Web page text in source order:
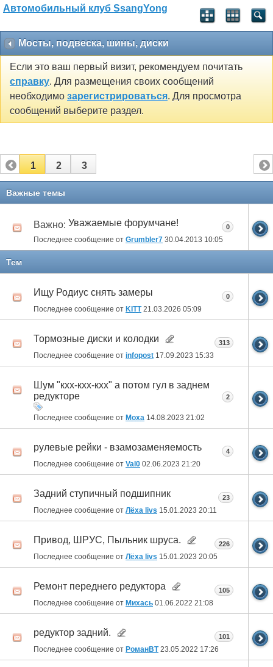
Автомобильный клуб SsangYong
Мосты, подвеска, шины, диски
Если это ваш первый визит, рекомендуем почитать
справку. Для размещения своих сообщений
необходимо зарегистрироваться. Для просмотра
сообщений выберите раздел.
1 2 3
Важные темы
Важно: Уважаемые форумчане!
Последнее сообщение от Grumbler7 30.04.2013 10:05
0
Тем
Ищу Родиус снять замеры
Последнее сообщение от KITT21.03.2026 05:09
0
Тормозные диски и колодки
Последнее сообщение от infopost 17.09.2023 15:33
313
Шум "кхх-кхх-кхх" а потом гул в заднем
редукторе
Последнее сообщение от Moxa 14.08.2023 21:02
2
рулевые рейки - взамозаменяемость
Последнее сообщение от Val0 02.06.2023 21:20
4
Задний ступичный подшипник
Последнее сообщение от Лёха livs 15.01.2023 20:11
23
Привод, ШРУС, Пыльник шруса.
Последнее сообщение от Лёха livs 15.01.2023 20:05
226
Ремонт переднего редуктора
Последнее сообщение от Михась 01.06.2022 21:08
105
редуктор задний.
Последнее сообщение от РоманВТ23.05.2022 17:26
101